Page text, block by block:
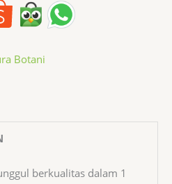
Botani
berkualitas dalam 1